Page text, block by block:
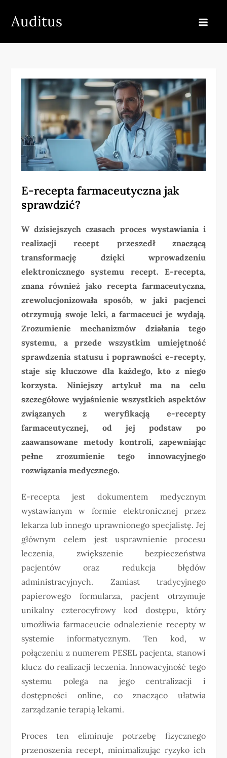
Auditus
E-recepta farmaceutyczna jak
sprawdzić?
W dzisiejszych czasach proces wystawiania i
realizacji recept przeszedł znaczącą
transformację dzięki wprowadzeniu
elektronicznego systemu recept. E-recepta,
znana również jako recepta farmaceutyczna,
zrewolucjonizowała sposób, w jaki pacjenci
otrzymują swoje leki, a farmaceuci je wydają.
Zrozumienie mechanizmów działania tego
systemu, a przede wszystkim umiejętność
sprawdzenia statusu i poprawności e-recepty,
staje się kluczowe dla każdego, kto z niego
korzysta. Niniejszy artykuł ma na celu
szczegółowe wyjaśnienie wszystkich aspektów
związanych z weryfikacją e-recepty
farmaceutycznej, od jej podstaw po
zaawansowane metody kontroli, zapewniając
pełne zrozumienie tego innowacyjnego
rozwiązania medycznego.
E-recepta jest dokumentem medycznym
wystawianym w formie elektronicznej przez
lekarza lub innego uprawnionego specjalistę. Jej
głównym celem jest usprawnienie procesu
leczenia, zwiększenie bezpieczeństwa
pacjentów oraz redukcja błędów
administracyjnych. Zamiast tradycyjnego
papierowego formularza, pacjent otrzymuje
unikalny czterocyfrowy kod dostępu, który
umożliwia farmaceucie odnalezienie recepty w
systemie informatycznym. Ten kod, w
połączeniu z numerem PESEL pacjenta, stanowi
klucz do realizacji leczenia. Innowacyjność tego
systemu polega na jego centralizacji i
dostępności online, co znacząco ułatwia
zarządzanie terapią lekami.
Proces ten eliminuje potrzebę fizycznego
przenoszenia recept, minimalizując ryzyko ich